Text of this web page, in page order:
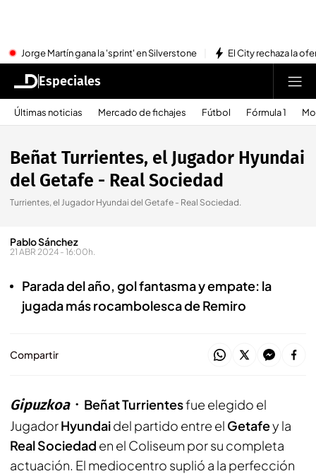
Jorge Martín gana la 'sprint' en Silverstone El City rechaza la
Especiales
Últimas noticias Mercado de fichajes Fútbol Fórmula 1
Beñat Turrientes, el Jugador Hyundai
del Getafe - Real Sociedad
Turrientes, el Jugador Hyundai del Getafe - Real Sociedad.
Pablo Sánchez
21 ABR 2024 - 16:00h.
Parada del año, gol fantasma y empate: la
jugada más rocambolesca de Remiro
Compartir
Gipuzkoa Beñat Turrientesfue elegido el
JugadorHyundaidel partido entre el Getafey la
Real Sociedad en el Coliseum por su completa
actuación. El mediocentro suplió a la perfección